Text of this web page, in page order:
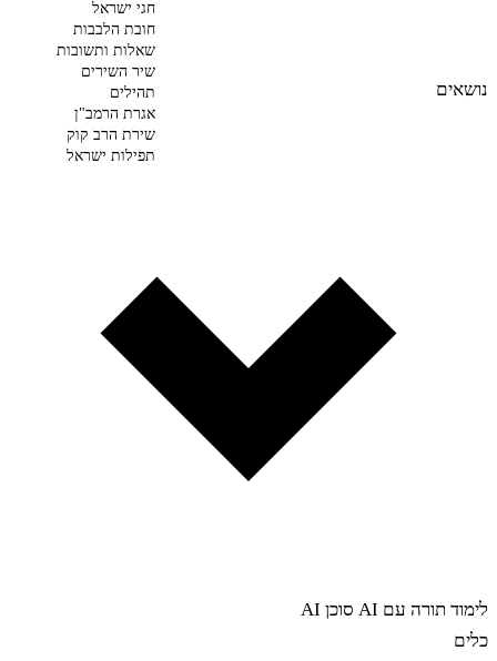
נושאים
לימוד תורה עם AI
סוכן AI
כלים
חגי ישראל
חובת הלבבות
שאלות ותשובות
שיר השירים
תהילים
אגרת הרמב"ן
שירת הרב קוק
תפילות ישראל